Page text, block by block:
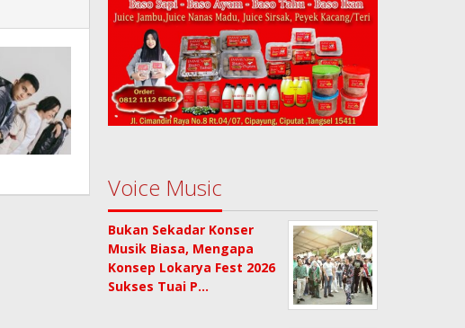
Voice Music
Bukan Sekadar Konser
Musik Biasa, Mengapa
Konsep Lokarya Fest 2026
Sukses Tuai P…